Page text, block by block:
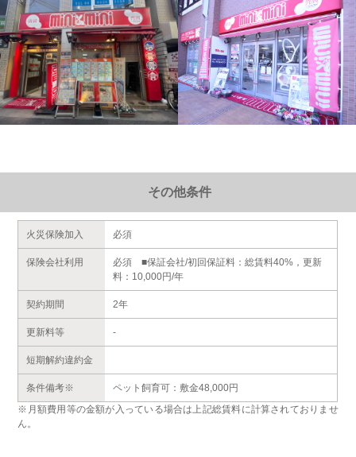
その他条件
火災保険加入 必須
保険会社利用
必須 ■保証会社/初回保証料：総賃料40%，更新
料：10,000円/年
契約期間 2年
更新料等 -
短期解約違約金
条件備考※
ペット飼育可：敷金48,000円
※月額費用等の金額が入っている場合は上記総賃料に計算されておりませ
ん。